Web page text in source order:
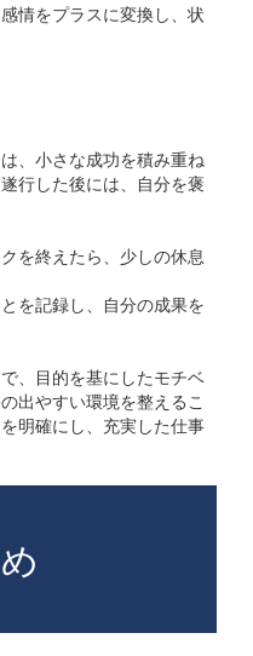
情をプラスに変換し、状
、小さな成功を積み重ね
行した後には、自分を褒
を終えたら、少しの休息
を記録し、自分の成果を
、目的を基にしたモチベ
出やすい環境を整えるこ
明確にし、充実した仕事